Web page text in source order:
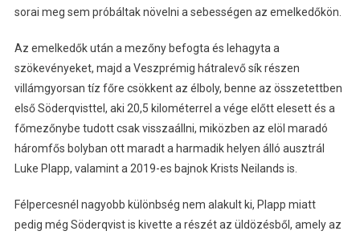
sorai meg sem próbáltak növelni a sebességen az emelkedőkön.
Az emelkedők után a mezőny befogta és lehagyta a
szökevényeket, majd a Veszprémig hátralevő sík részen
villámgyorsan tíz főre csökkent az élboly, benne az összetettben
első Söderqvisttel, aki 20,5 kilométerrel a vége előtt elesett és a
főmezőnybe tudott csak visszaállni, miközben az elöl maradó
háromfős bolyban ott maradt a harmadik helyen álló ausztrál
Luke Plapp, valamint a 2019-es bajnok Krists Neilands is.
Félpercesnél nagyobb különbség nem alakult ki, Plapp miatt
pedig még Söderqvist is kivette a részét az üldözésből, amely az